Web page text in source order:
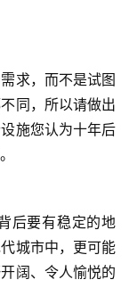
求，而不是试图
同，所以请做出
施您认为十年后
后要有稳定的地
城市中，更可能
阔、令人愉悦的